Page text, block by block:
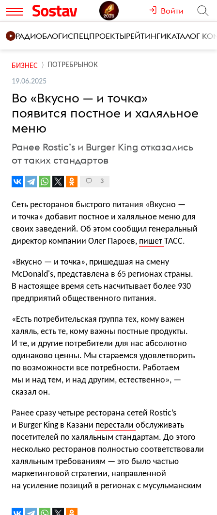
Войти
РАДИОБЛОГИСПЕЦПРОЕКТЫРЕЙТИНГИКАТАЛОГ
БИЗНЕС ПОТРЕБРЫНОК
19.06.2025
Во «Вкусно — и точка»
появится постное и халяльное
меню
Ранее Rostic’s и Burger King отказались
от таких стандартов
3
Сеть ресторанов быстрого питания «Вкусно —
и точка» добавит постное и халяльное меню для
своих заведений. Об этом сообщил генеральный
директор компании Олег Пароев, пишет ТАСС.
«Вкусно — и точка», пришедшая на смену
McDonald's, представлена в 65 регионах страны.
В настоящее время сеть насчитывает более 930
предприятий общественного питания.
«Есть потребительская группа тех, кому важен
халяль, есть те, кому важны постные продукты.
И те, и другие потребители для нас абсолютно
одинаково ценны. Мы стараемся удовлетворить
по возможности все потребности. Работаем
мы и над тем, и над другим, естественно», —
сказал он.
Ранее сразу четыре ресторана сетей Rostic’s
и Burger King в Казани перестали обслуживать
посетителей по халяльным стандартам. До этого
несколько ресторанов полностью соответствовали
халяльным требованиям — это было частью
маркетинговой стратегии, направленной
на усиление позиций в регионах с мусульманским